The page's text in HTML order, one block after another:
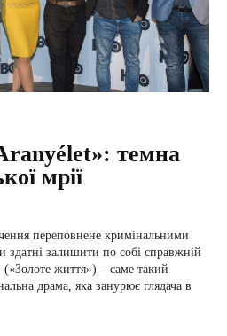
темна
мрії
переповнене кримінальними
здатні залишити по собі справжній
життя») – саме такий
драма, яка занурює глядача в